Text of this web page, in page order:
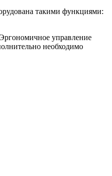
такими функциями:
управление
необходимо